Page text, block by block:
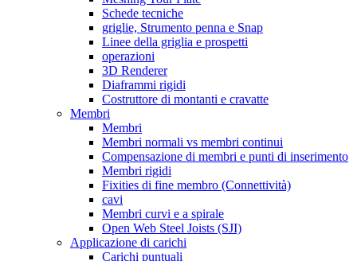
Schede tecniche
griglie, Strumento penna e Snap
Linee della griglia e prospetti
operazioni
3D Renderer
Diaframmi rigidi
Costruttore di montanti e cravatte
Membri
Membri
Membri normali vs membri continui
Compensazione di membri e punti di inserimento
Membri rigidi
Fixities di fine membro (Connettività)
cavi
Membri curvi e a spirale
Open Web Steel Joists (SJI)
Applicazione di carichi
Carichi puntuali